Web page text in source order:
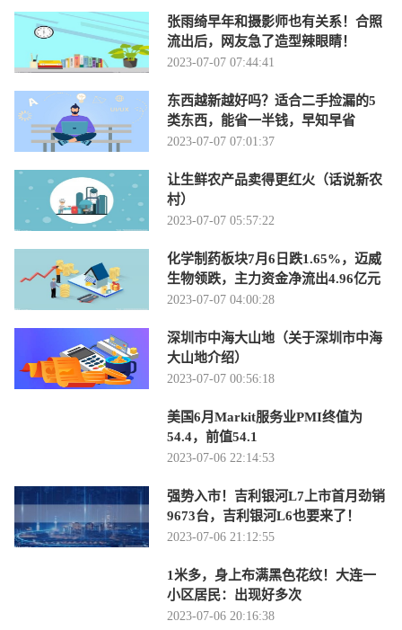
张雨绮早年和摄影师也有关系！合照
流出后，网友急了造型辣眼睛！
2023-07-07 07:44:41
东西越新越好吗？适合二手捡漏的5
类东西，能省一半钱，早知早省
2023-07-07 07:01:37
让生鲜农产品卖得更红火（话说新农
村）
2023-07-07 05:57:22
化学制药板块7月6日跌1.65%，迈威
生物领跌，主力资金净流出4.96亿元
2023-07-07 04:00:28
深圳市中海大山地（关于深圳市中海
大山地介绍）
2023-07-07 00:56:18
美国6月Markit服务业PMI终值为
54.4，前值54.1
2023-07-06 22:14:53
强势入市！吉利银河L7上市首月劲销
9673台，吉利银河L6也要来了！
2023-07-06 21:12:55
1米多，身上布满黑色花纹！大连一
小区居民：出现好多次
2023-07-06 20:16:38